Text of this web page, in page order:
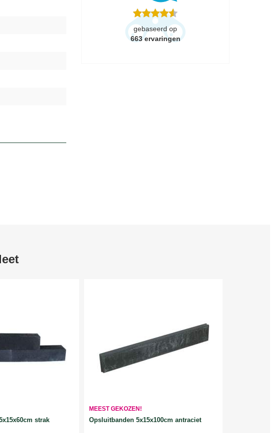
gebaseerd op
663 ervaringen
strak
MEEST GEKOZEN!
Opsluitbanden 5x15x100cm antraciet